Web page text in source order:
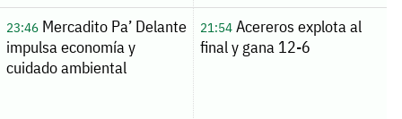
23:46Mercadito Pa’ Delante
impulsa economía y
cuidado ambiental
21:54Acereros explota al
final y gana 12-6